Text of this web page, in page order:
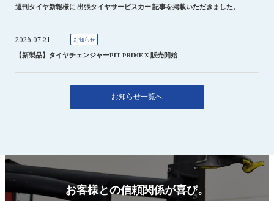
週刊タイヤ新報様に 出張タイヤサービスカー 記事を掲載いただきました。
2026.07.21 お知らせ
【新製品】タイヤチェンジャーPIT PRIME X 販売開始
お知らせ一覧へ
お客様との信頼関係が喜び。